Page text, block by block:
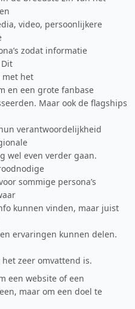
video, persoonlijkere
zodat informatie
met het
en een grote fanbase
Maar ook de flagships
verantwoordelijkheid
wel even verder gaan.
sommige persona’s
kunnen vinden, maar juist
ervaringen kunnen delen.
zeer omvattend is.
een website of een
maar om een doel te